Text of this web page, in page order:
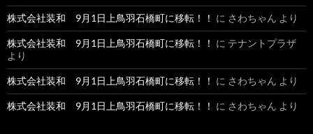
株式会社装和 9月1日上鳥羽石橋町に移転！！ に さわちゃん より
株式会社装和 9月1日上鳥羽石橋町に移転！！ に テナントプラザ
より
株式会社装和 9月1日上鳥羽石橋町に移転！！ に さわちゃん より
株式会社装和 9月1日上鳥羽石橋町に移転！！ に さわちゃん より